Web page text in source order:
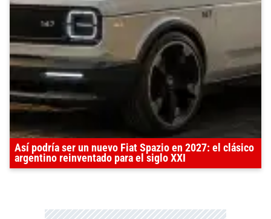
Así podría ser un nuevo Fiat Spazio en 2027: el clásico
argentino reinventado para el siglo XXI